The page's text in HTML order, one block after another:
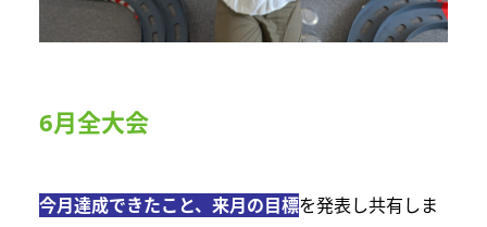
6月全大会
今月達成できたこと、来月の目標を発表し共有しま